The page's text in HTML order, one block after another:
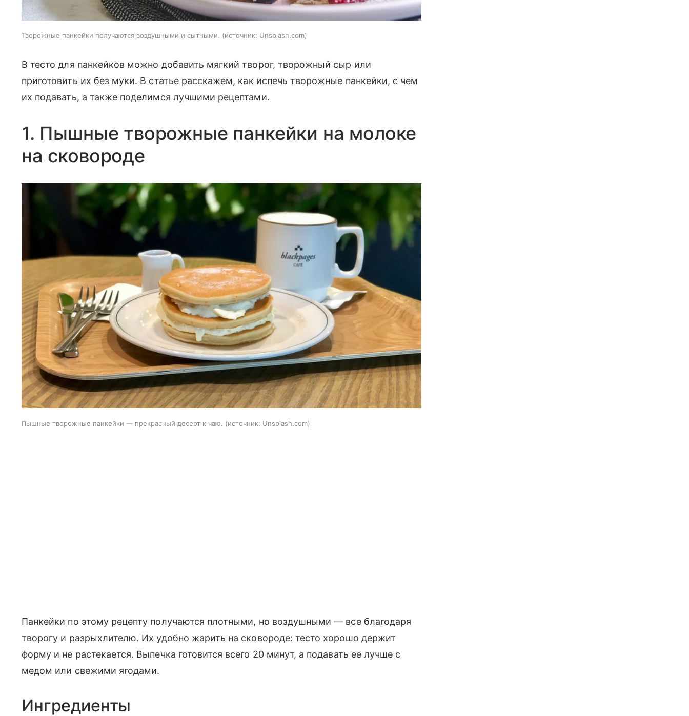
Творожные панкейки получаются воздушными и сытными. источник: Unsplash.com
В тесто для панкейков можно добавить мягкий творог, творожный сыр или
приготовить их без муки. В статье расскажем, как испечь творожные панкейки, с чем
их подавать, а также поделимся лучшими рецептами.
1. Пышные творожные панкейки на молоке
на сковороде
Пышные творожные панкейки — прекрасный десерт к чаю. источник: Unsplash.com
Панкейки по этому рецепту получаются плотными, но воздушными — все благодаря
творогу и разрыхлителю. Их удобно жарить на сковороде: тесто хорошо держит
форму и не растекается. Выпечка готовится всего 20 минут, а подавать ее лучше с
медом или свежими ягодами.
Ингредиенты